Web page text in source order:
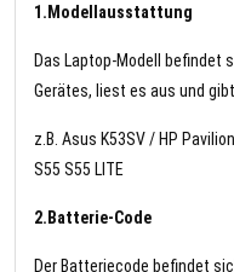
1.Modellausstattung
Das Laptop-Modell befindet
Gerätes, liest es aus und
z.B. Asus K53SV / HP
S55 S55 LITE
2.Batterie-Code
Der Batteriecode befindet